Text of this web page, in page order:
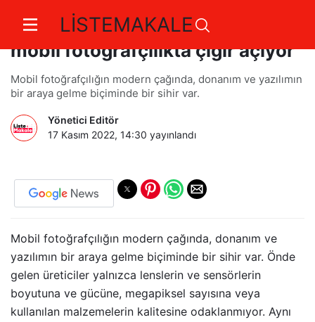
LİSTEMAKALE
HUAWEI Mate 50 Pro ve XMAGE
mobil fotoğrafçılıkta çığır açıyor
Mobil fotoğrafçılığın modern çağında, donanım ve yazılımın
bir araya gelme biçiminde bir sihir var.
Yönetici Editör
17 Kasım 2022, 14:30 yayınlandı
Mobil fotoğrafçılığın modern çağında, donanım ve
yazılımın bir araya gelme biçiminde bir sihir var. Önde
gelen üreticiler yalnızca lenslerin ve sensörlerin
boyutuna ve gücüne, megapiksel sayısına veya
kullanılan malzemelerin kalitesine odaklanmıyor. Aynı